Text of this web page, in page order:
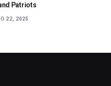
Patriots
22, 2025